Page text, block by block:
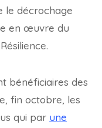
le décrochage
en œuvre du
bénéficiaires des
fin octobre, les
qui par une